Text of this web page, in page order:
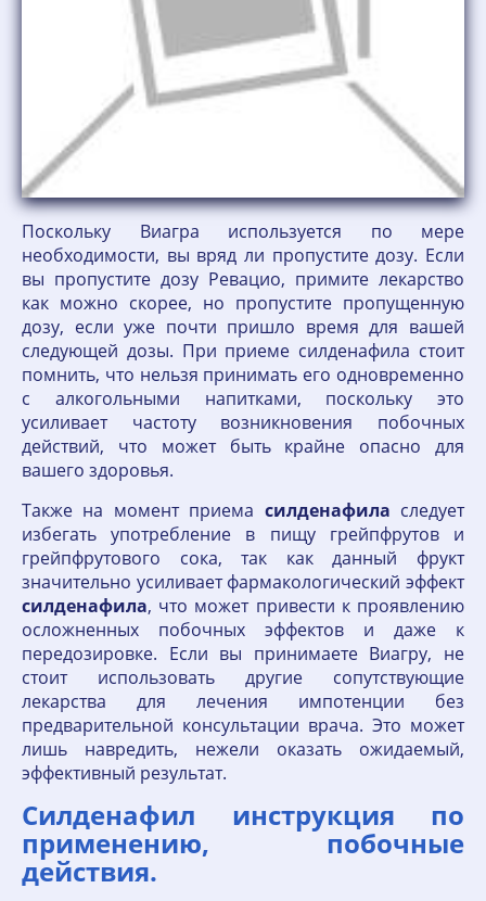
Поскольку Виагра используется по мере
необходимости, вы вряд ли пропустите дозу. Если
вы пропустите дозу Ревацио, примите лекарство
как можно скорее, но пропустите пропущенную
дозу, если уже почти пришло время для вашей
следующей дозы. При приеме силденафила стоит
помнить, что нельзя принимать его одновременно
с алкогольными напитками, поскольку это
усиливает частоту возникновения побочных
действий, что может быть крайне опасно для
вашего здоровья.
Также на момент приема силденафила следует
избегать употребление в пищу грейпфрутов и
грейпфрутового сока, так как данный фрукт
значительно усиливает фармакологический эффект
силденафила, что может привести к проявлению
осложненных побочных эффектов и даже к
передозировке. Если вы принимаете Виагру, не
стоит использовать другие сопутствующие
лекарства для лечения импотенции без
предварительной консультации врача. Это может
лишь навредить, нежели оказать ожидаемый,
эффективный результат.
Силденафил инструкция по
применению, побочные
действия.